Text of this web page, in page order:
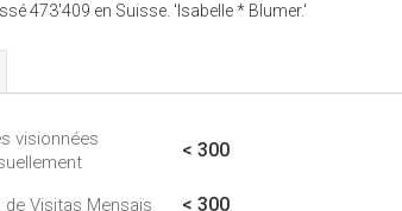
473'409 en Suisse. 'Isabelle * Blumer.'
visionnées
< 300
de Visitas Mensais < 300